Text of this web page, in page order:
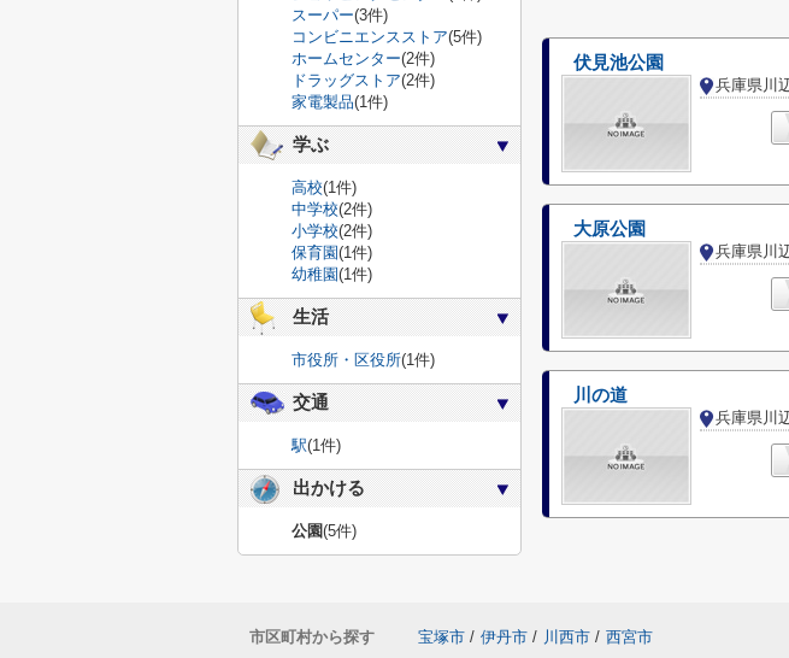
伏見池公園
大原公園
川の道
スーパー(3件)
コンビニエンスストア(5件)
ホームセンター(2件)
ドラッグストア(2件)
家電製品(1件)
学ぶ
高校(1件)
中学校(2件)
小学校(2件)
保育園(1件)
幼稚園(1件)
生活
市役所・区役所(1件)
交通
駅(1件)
出かける
公園(5件)
市区町村から探す 宝塚市 / 伊丹市 / 川西市 / 西宮市